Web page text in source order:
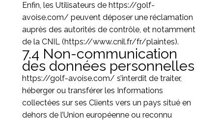
Enfin, les Utilisateurs de https://golf-
avoise.com/ peuvent déposer une réclamation
auprès des autorités de contrôle, et notamment
de la CNIL (https://www.cnil.fr/fr/plaintes).
7.4 Non-communication
des données personnelles
https://golf-avoise.com/ s’interdit de traiter,
héberger ou transférer les Informations
collectées sur ses Clients vers un pays situé en
dehors de l’Union européenne ou reconnu